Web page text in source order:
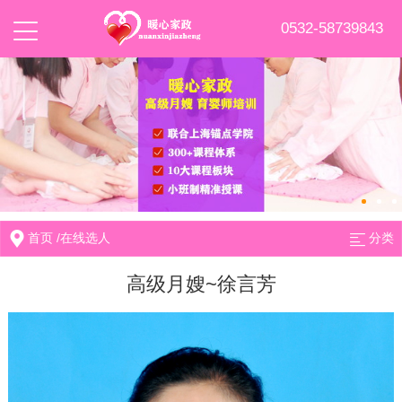
0532-58739843
首页 /在线选人 分类
高级月嫂~徐言芳